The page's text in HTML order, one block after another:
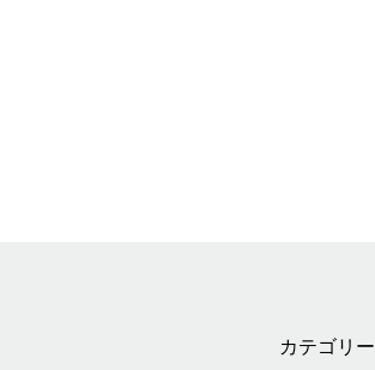
カテゴリー